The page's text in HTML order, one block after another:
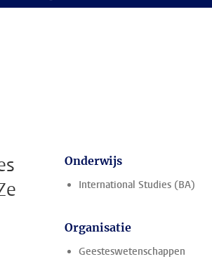
Onderwijs
International Studies (BA)
Organisatie
Geesteswetenschappen